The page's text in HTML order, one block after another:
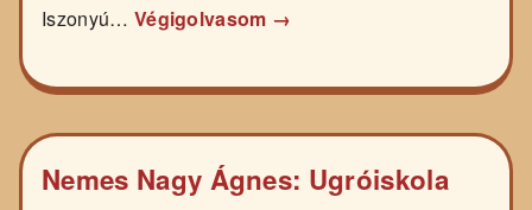
Iszonyú… Végigolvasom →
Nemes Nagy Ágnes: Ugróiskola